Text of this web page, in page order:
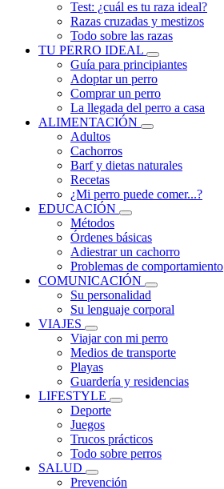
Test: ¿cuál es tu raza ideal?
Razas cruzadas y mestizos
Todo sobre las razas
TU PERRO IDEAL
Guía para principiantes
Adoptar un perro
Comprar un perro
La llegada del perro a casa
ALIMENTACIÓN
Adultos
Cachorros
Barf y dietas naturales
Recetas
¿Mi perro puede comer...?
EDUCACIÓN
Métodos
Órdenes básicas
Adiestrar un cachorro
Problemas de comportamiento
COMUNICACIÓN
Su personalidad
Su lenguaje corporal
VIAJES
Viajar con mi perro
Medios de transporte
Playas
Guardería y residencias
LIFESTYLE
Deporte
Juegos
Trucos prácticos
Todo sobre perros
SALUD
Prevención